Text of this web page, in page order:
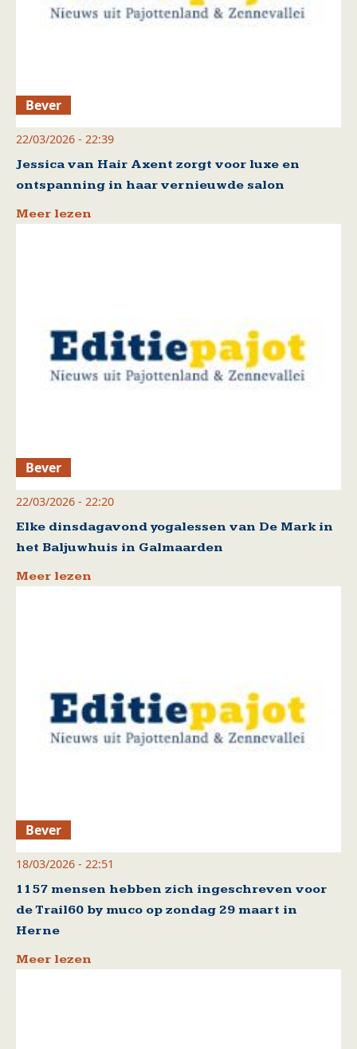
Bever
22/03/2026 - 22:39
Jessica van Hair Axent zorgt voor luxe en
ontspanning in haar vernieuwde salon
Meer lezen
Bever
22/03/2026 - 22:20
Elke dinsdagavond yogalessen van De Mark in
het Baljuwhuis in Galmaarden
Meer lezen
Bever
18/03/2026 - 22:51
1157 mensen hebben zich ingeschreven voor
de Trail60 by muco op zondag 29 maart in
Herne
Meer lezen